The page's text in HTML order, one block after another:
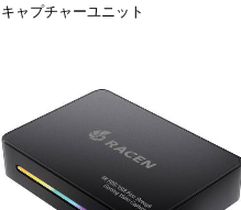
キャプチャーユニット